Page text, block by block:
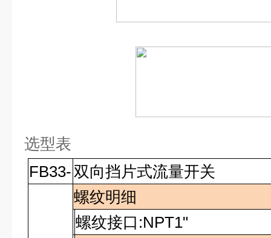
选型表
FB33-双向挡片式流量开关
螺纹明细
螺纹接口 :NPT1"